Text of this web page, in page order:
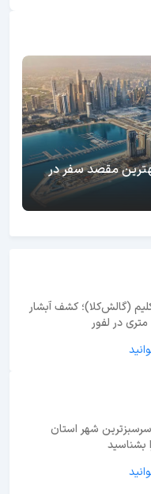
مقصد سفر در
(گالش‌کلا)؛ کشف آبشار
شهر استان
بشناسید